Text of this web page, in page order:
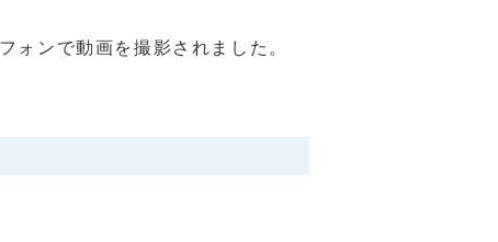
ォンで動画を撮影されました。